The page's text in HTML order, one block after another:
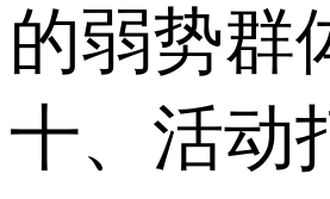
的弱势群
十、活动